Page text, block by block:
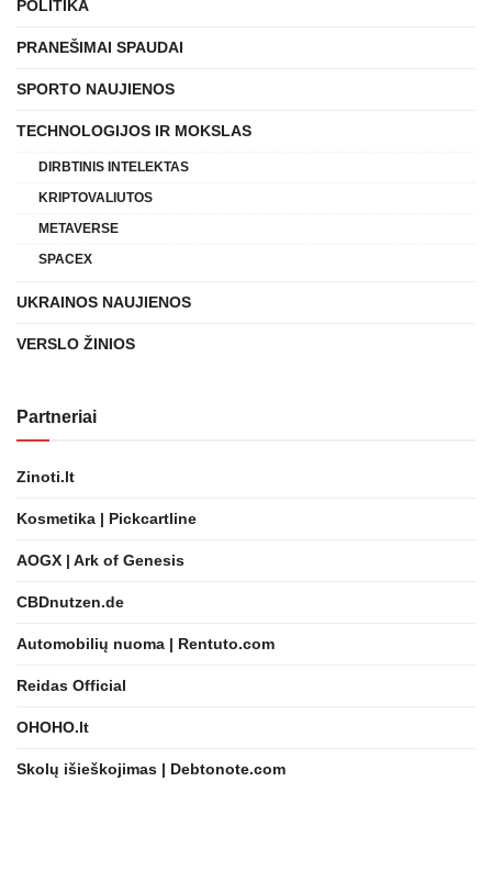
POLITIKA
PRANEŠIMAI SPAUDAI
SPORTO NAUJIENOS
TECHNOLOGIJOS IR MOKSLAS
DIRBTINIS INTELEKTAS
KRIPTOVALIUTOS
METAVERSE
SPACEX
UKRAINOS NAUJIENOS
VERSLO ŽINIOS
Partneriai
Zinoti.lt
Kosmetika | Pickcartline
AOGX | Ark of Genesis
CBDnutzen.de
Automobilių nuoma | Rentuto.com
Reidas Official
OHOHO.lt
Skolų išieškojimas | Debtonote.com